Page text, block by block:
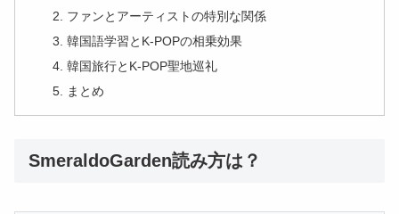
ファンとアーティストの特別な関係
韓国語学習とK-POPの相乗効果
韓国旅行とK-POP聖地巡礼
まとめ
SmeraldoGarden読み方は？